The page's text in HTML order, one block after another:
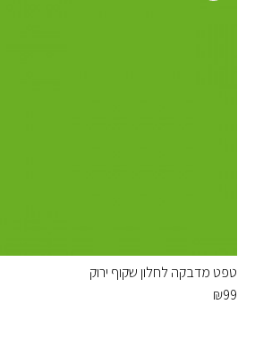
טפט מדבקה לחלון שקוף ירוק
₪99